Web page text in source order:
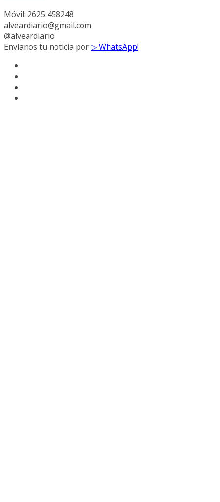
Móvil: 2625 458248
alveardiario@gmail.com
@alveardiario
Envíanos tu noticia por▷ WhatsApp!